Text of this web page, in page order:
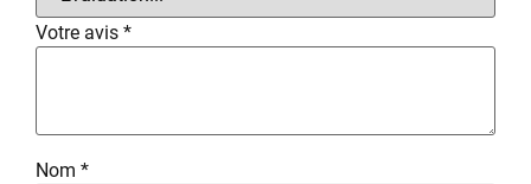
Votre avis *
Nom *